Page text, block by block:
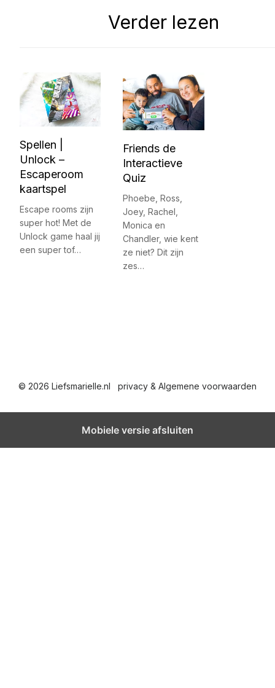
Verder lezen
Spellen |
Unlock –
Escaperoom
kaartspel
Escape rooms zijn
super hot! Met de
Unlock game haal jij
een super tof…
Friends de
Interactieve
Quiz
Phoebe, Ross,
Joey, Rachel,
Monica en
Chandler, wie kent
ze niet? Dit zijn
zes…
© 2026 Liefsmarielle.nl privacy & Algemene voorwaarden
Mobiele versie afsluiten